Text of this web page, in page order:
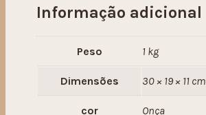
Informação adicional
Peso 1 kg
Dimensões 30 × 19 × 11 cm
cor Onça